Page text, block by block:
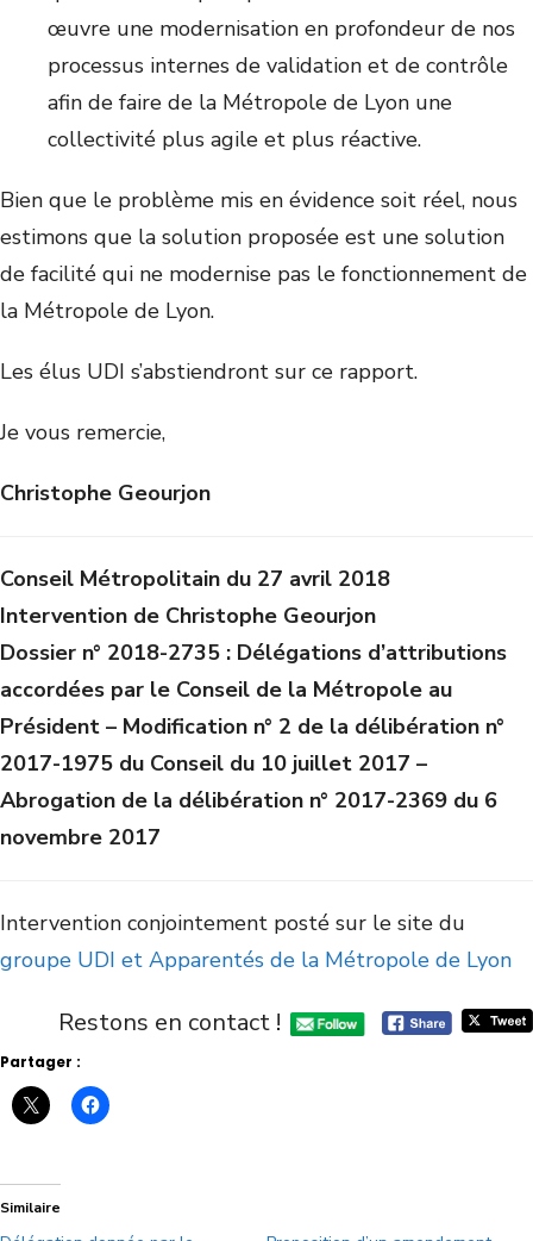
œuvre une modernisation en profondeur de nos
processus internes de validation et de contrôle
afin de faire de la Métropole de Lyon une
collectivité plus agile et plus réactive.
Bien que le problème mis en évidence soit réel, nous
estimons que la solution proposée est une solution
de facilité qui ne modernise pas le fonctionnement de
la Métropole de Lyon.
Les élus UDI s’abstiendront sur ce rapport.
Je vous remercie,
Christophe Geourjon
Conseil Métropolitain du 27 avril 2018
Intervention de Christophe Geourjon
Dossier n° 2018-2735 : Délégations d’attributions
accordées par le Conseil de la Métropole au
Président – Modification n° 2 de la délibération n°
2017-1975 du Conseil du 10 juillet 2017 –
Abrogation de la délibération n° 2017-2369 du 6
novembre 2017
Intervention conjointement posté sur le site du
groupe UDI et Apparentés de la Métropole de Lyon
Restons en contact !
Partager :
Similaire